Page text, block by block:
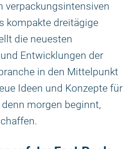
verpackungsintensiven
kompakte dreitägige
die neuesten
Entwicklungen der
in den Mittelpunkt
Ideen und Konzepte für
morgen beginnt,